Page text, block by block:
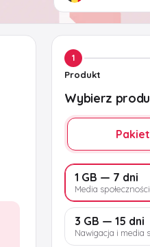
1
Produkt
Wybierz
1 GB — 7 dni
Media
3 GB — 15 dni
Nawigacja i media